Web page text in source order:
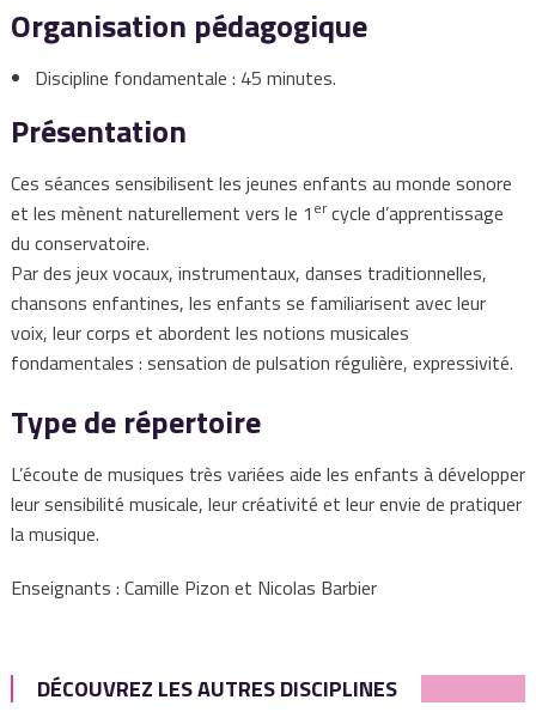
Organisation pédagogique
Discipline fondamentale : 45 minutes.
Présentation
Ces séances sensibilisent les jeunes enfants au monde sonore
et les mènent naturellement vers le 1 ercycle d’apprentissage
du conservatoire.
Par des jeux vocaux, instrumentaux, danses traditionnelles,
chansons enfantines, les enfants se familiarisent avec leur
voix, leur corps et abordent les notions musicales
fondamentales : sensation de pulsation régulière, expressivité.
Type de répertoire
L’écoute de musiques très variées aide les enfants à développer
leur sensibilité musicale, leur créativité et leur envie de pratiquer
la musique.
Enseignants : Camille Pizon et Nicolas Barbier
DÉCOUVREZ LES AUTRES DISCIPLINES